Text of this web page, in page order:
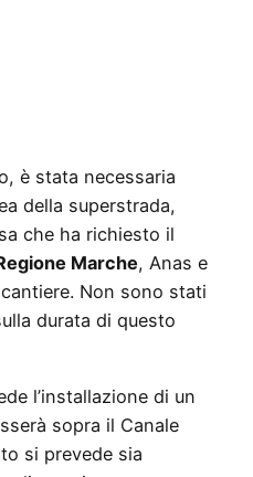
è stata necessaria
della superstrada,
che ha richiesto il
Marche, Anas e
Non sono stati
durata di questo
l’installazione di un
sopra il Canale
si prevede sia